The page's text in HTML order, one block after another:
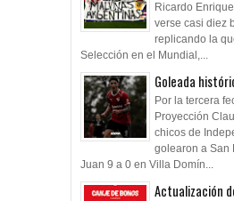
Ricardo
verse casi diez
replicando la
Selección en el Mundial,...
Goleada
Por la tercera
Proyección
chicos de
golearon a San
Juan 9 a 0 en Villa Domín...
Actualización